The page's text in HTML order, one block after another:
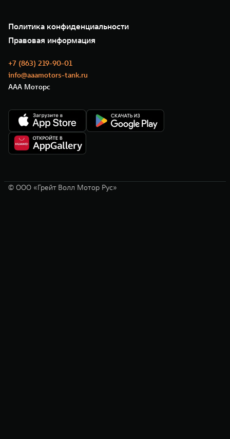
Сервис
Нулевое ТО
Моторные масла
35 лет GWM
GWM ТЕХ ДЕНЬ
Новости
Политика конфиденциальности
Правовая информация
+7 (863) 219-90-01
info@aaamotors-tank.ru
ААА Моторс
© ООО «Грейт Волл Мотор Рус»